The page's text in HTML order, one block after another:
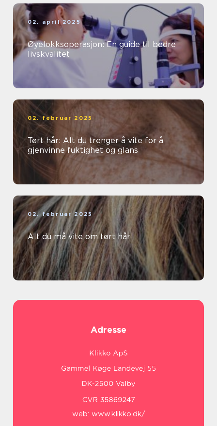
02. april 2025
Øyelokksoperasjon: En guide til bedre
livskvalitet
02. februar 2025
Tørt hår: Alt du trenger å vite for å
gjenvinne fuktighet og glans
02. februar 2025
Alt du må vite om tørt hår
Adresse
web: www.klikko.dk/